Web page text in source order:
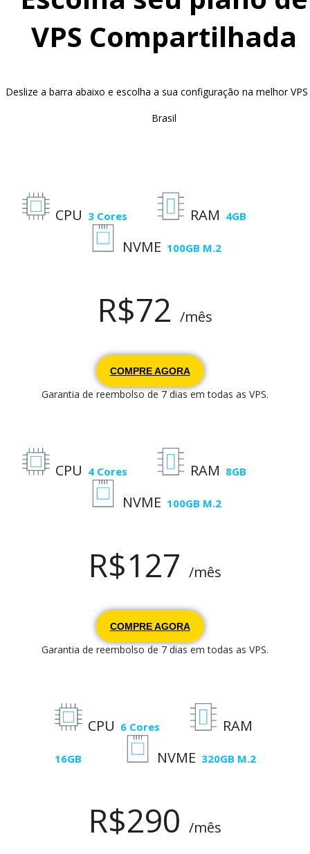
VPS Compartilhada
Deslize a barra abaixo e escolha a sua configuração na melhor
Brasil
CPU 3 Cores RAM 4GB
NVME 100GB M.2
R$72 /mês
COMPRE AGORA
Garantia de reembolso de 7 dias em todas as VPS.
CPU 4 Cores RAM 8GB
NVME 100GB M.2
R$127 /mês
COMPRE AGORA
Garantia de reembolso de 7 dias em todas as VPS.
CPU 6 Cores RAM
16GB NVME 320GB M.2
R$290 /mês